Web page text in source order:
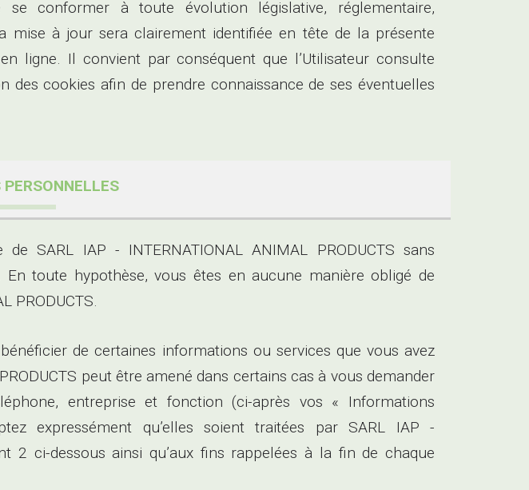
se conformer à toute évolution législative, réglementaire,
mise à jour sera clairement identifiée en tête de la présente
ligne. Il convient par conséquent que l’Utilisateur consulte
des cookies afin de prendre connaissance de ses éventuelles
PERSONNELLES
SARL IAP - INTERNATIONAL ANIMAL PRODUCTS sans
toute hypothèse, vous êtes en aucune manière obligé de
PRODUCTS.
de certaines informations ou services que vous avez
peut être amené dans certains cas à vous demander
entreprise et fonction (ci-après vos « Informations
expressément qu’elles soient traitées par SARL IAP -
2 ci-dessous ainsi qu’aux fins rappelées à la fin de chaque